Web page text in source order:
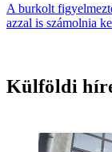
A burkolt
azzal is számolnia
Külföldi